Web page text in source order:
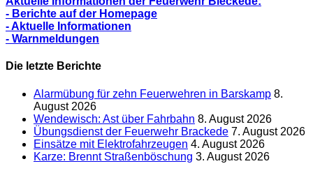
- Berichte auf der Homepage
- Aktuelle Informationen
- Warnmeldungen
Die letzte Berichte
Alarmübung für zehn Feuerwehren in Barskamp 8.
August 2026
Wendewisch: Ast über Fahrbahn 8. August 2026
Übungsdienst der Feuerwehr Brackede 7. August 2026
Einsätze mit Elektrofahrzeugen 4. August 2026
Karze: Brennt Straßenböschung 3. August 2026